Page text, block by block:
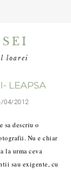
loarei
LEAPSA
2012
sa descriu o
Nu e chiar
la urma ceva
sau exigente, cu